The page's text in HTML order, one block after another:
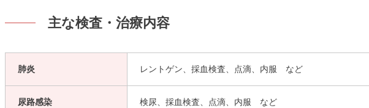
主な検査・治療内容
肺炎 レントゲン、採血検査、点滴、内服 など
尿路感染 検尿、採血検査、点滴、内服 など